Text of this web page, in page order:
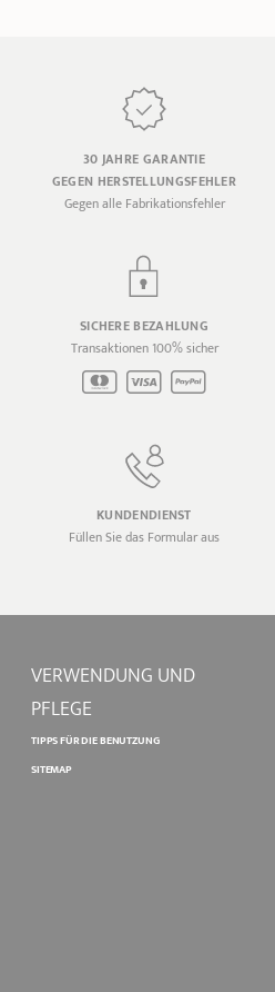
30 JAHRE GARANTIE
GEGEN HERSTELLUNGSFEHLER
Gegen alle Fabrikationsfehler
SICHERE BEZAHLUNG
Transaktionen 100% sicher
KUNDENDIENST
Füllen Sie das Formular aus
VERWENDUNG UND
PFLEGE
TIPPS FÜR DIE BENUTZUNG
SITEMAP